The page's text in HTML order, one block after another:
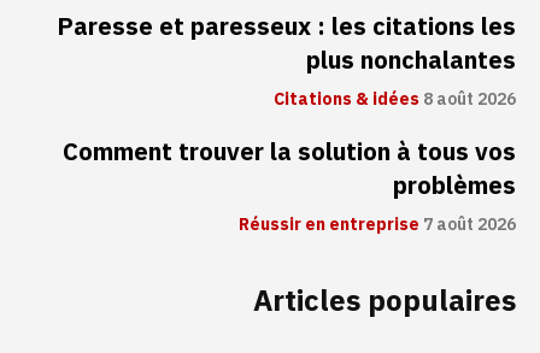
Paresse et paresseux : les citations les
plus nonchalantes
Citations & idées8 août 2026
Comment trouver la solution à tous vos
problèmes
Réussir en entreprise 7 août 2026
Articles populaires